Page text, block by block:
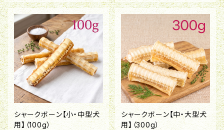
シャークボーン【小・中型犬
用】（100g）
シャークボーン【中・大型犬
用】（300g）